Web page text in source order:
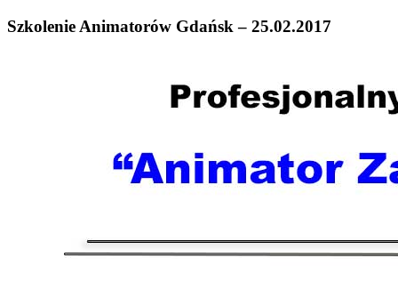
Szkolenie Animatorów Gdańsk – 25.02.2017